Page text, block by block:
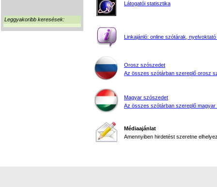
Leggyakoribb keresések:
Látogatói statisztika
Linkajánló: online szótárak, nyelvoktató
Orosz szószedet
Az összes szótárban szereplő orosz
Magyar szószedet
Az összes szótárban szereplő magyar
Médiaajánlat
Amennyiben hirdetést szeretne